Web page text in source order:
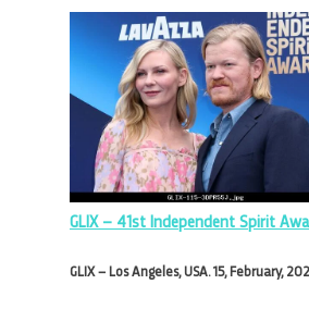
GLIX – 41st Independent Spirit
GLIX – Los Angeles, USA. 15, February,